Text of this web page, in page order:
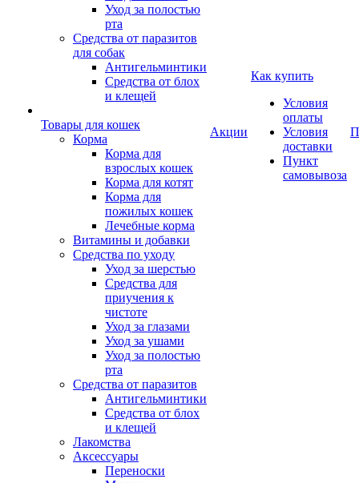
Уход за полостью
рта
Средства от паразитов
для собак
Антигельминтики
Средства от блох
и клещей
Товары для кошек
Корма
Корма для
взрослых кошек
Корма для котят
Корма для
пожилых кошек
Лечебные корма
Витамины и добавки
Средства по уходу
Уход за шерстью
Средства для
приучения к
чистоте
Уход за глазами
Уход за ушами
Уход за полостью
рта
Средства от паразитов
Антигельминтики
Средства от блох
и клещей
Лакомства
Аксессуары
Переноски
Акции
Как купить
Условия
оплаты
Условия
доставки
Пункт
самовывоза